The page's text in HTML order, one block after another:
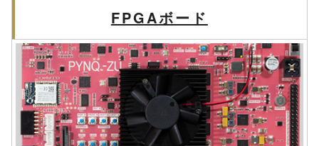
FPGAボード